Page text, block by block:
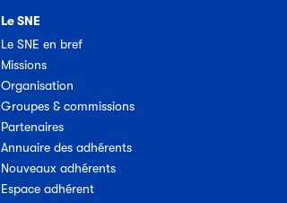
Le SNE
Le SNE en bref
Missions
Organisation
Groupes & commissions
Partenaires
Annuaire des adhérents
Nouveaux adhérents
Espace adhérent